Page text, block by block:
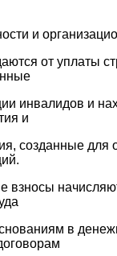
и
от уплаты
инвалидов и
и
созданные для
взносы
в